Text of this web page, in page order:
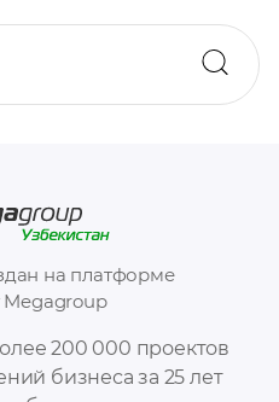
200 000 проектов
бизнеса за 25 лет
на платформе
Megagroup